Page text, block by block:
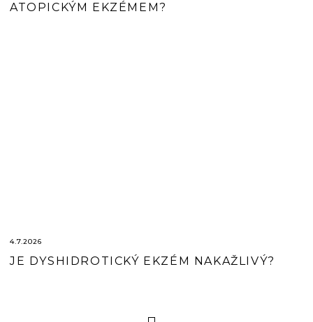
ATOPICKÝM EKZÉMEM?
JE DYSHIDROTICKÝ EKZÉM NAKAŽLIVÝ?
4.7.2026